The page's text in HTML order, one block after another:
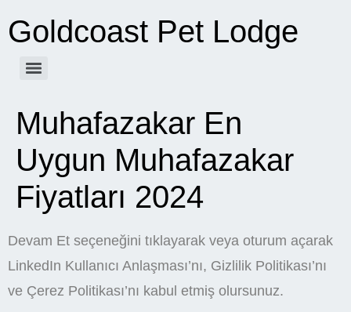
Goldcoast Pet Lodge
Muhafazakar En
Uygun Muhafazakar
Fiyatları 2024
Devam Et seçeneğini tıklayarak veya oturum açarak
LinkedIn Kullanıcı Anlaşması’nı, Gizlilik Politikası’nı
ve Çerez Politikası’nı kabul etmiş olursunuz.